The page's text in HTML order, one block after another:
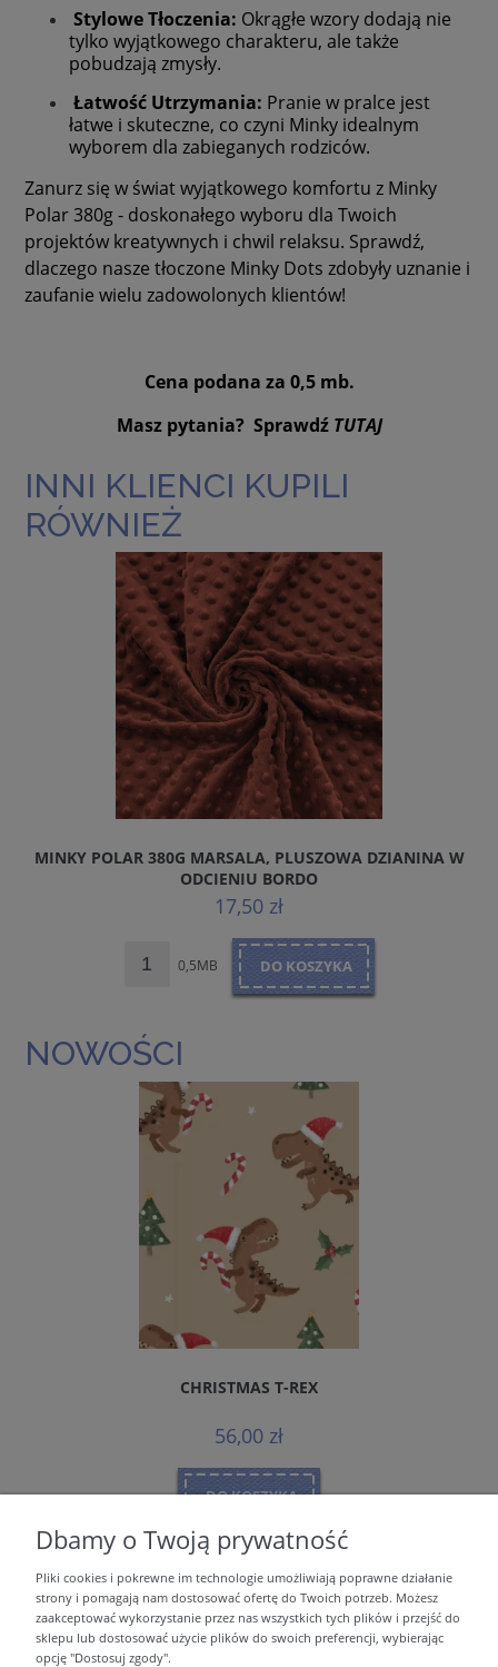
Stylowe Tłoczenia: Okrągłe wzory dodają nie
tylko wyjątkowego charakteru, ale także
pobudzają zmysły.
Łatwość Utrzymania: Pranie w pralce jest
łatwe i skuteczne, co czyni Minky idealnym
wyborem dla zabieganych rodziców.
Zanurz się w świat wyjątkowego komfortu z Minky
Polar 380g - doskonałego wyboru dla Twoich
projektów kreatywnych i chwil relaksu. Sprawdź,
dlaczego nasze tłoczone Minky Dots zdobyły uznanie i
zaufanie wielu zadowolonych klientów!
Cena podana za 0,5 mb.
Masz pytania? Sprawdź TUTAJ
INNI KLIENCI KUPILI
RÓWNIEŻ
MINKY POLAR 380G MARSALA, PLUSZOWA DZIANINA W
ODCIENIU BORDO
17,50 zł
0,5MB DO KOSZYKA
NOWOŚCI
CHRISTMAS T-REX
56,00 zł
DO KOSZYKA
MOJE KONTO
Dbamy o Twoją prywatność
Pliki cookies i pokrewne im technologie umożliwiają poprawne działanie
strony i pomagają nam dostosować ofertę do Twoich potrzeb. Możesz
zaakceptować wykorzystanie przez nas wszystkich tych plików i przejść do
sklepu lub dostosować użycie plików do swoich preferencji, wybierając
opcję "Dostosuj zgody".